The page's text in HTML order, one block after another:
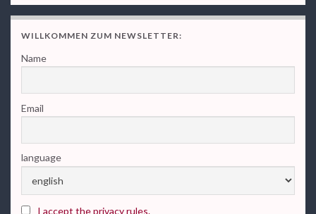
WILLKOMMEN ZUM NEWSLETTER:
Name
Email
language
I accept the privacy rules.